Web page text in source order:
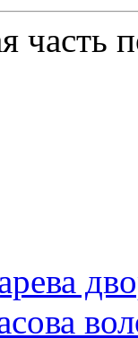
часть